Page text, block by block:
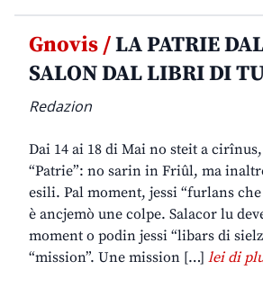
Gnovis /LA PATRIE
SALON DAL LIBRI DI
Redazion
Dai 14 ai 18 di Mai no steit a
“Patrie”: no sarin in Friûl, ma
esili. Pal moment, jessi “furlans
è ancjemò une colpe. Salacor lu
moment o podin jessi “libars di
“mission”. Une mission […] lei di